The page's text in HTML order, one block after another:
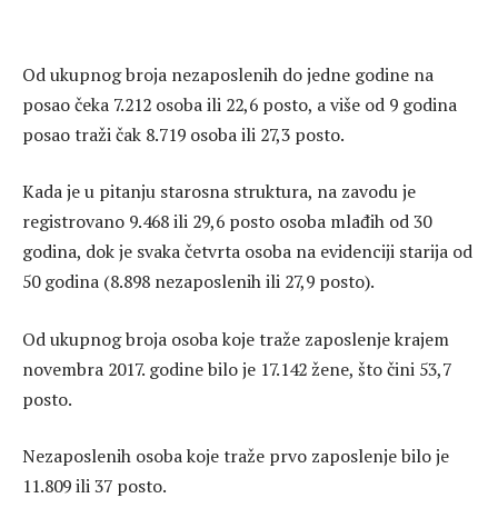
Od ukupnog broja nezaposlenih do jedne godine na
posao čeka 7.212 osoba ili 22,6 posto, a više od 9 godina
posao traži čak 8.719 osoba ili 27,3 posto.
Kada je u pitanju starosna struktura, na zavodu je
registrovano 9.468 ili 29,6 posto osoba mlađih od 30
godina, dok je svaka četvrta osoba na evidenciji starija od
50 godina (8.898 nezaposlenih ili 27,9 posto).
Od ukupnog broja osoba koje traže zaposlenje krajem
novembra 2017. godine bilo je 17.142 žene, što čini 53,7
posto.
Nezaposlenih osoba koje traže prvo zaposlenje bilo je
11.809 ili 37 posto.